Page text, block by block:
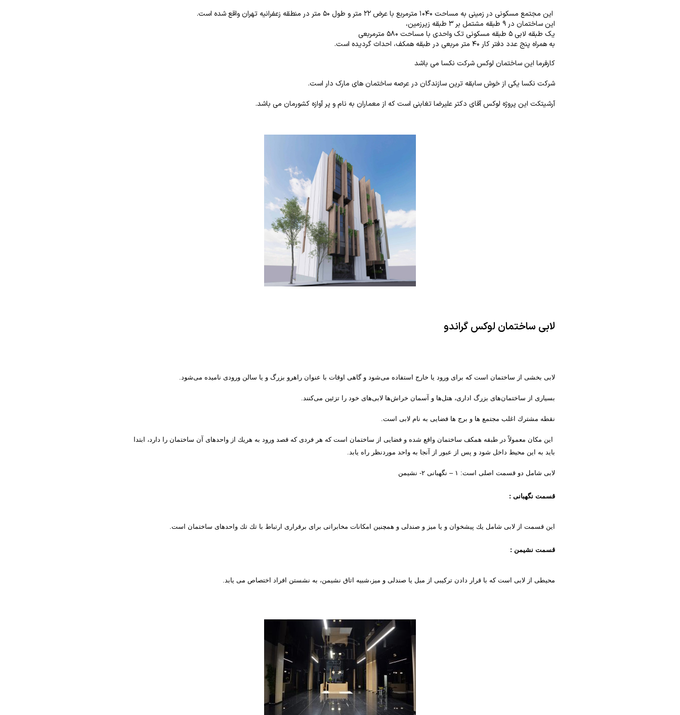
این مجتمع مسکونی در زمینی به مساحت ۱۰۴۰ مترمربع با عرض ۲۲ متر و طول ۵۰ متر در منطقه زعفرانیه تهران واقع شده است.
این ساختمان در ۹ طبقه مشتمل بر ۳ طبقه زیرزمین،
یک طبقه لابی ۵ طبقه مسکونی تک واحدی با مساحت ۵۸۰ مترمربعی
به همراه پنج عدد دفتر کار ۴۰ متر مربعی در طبقه همکف، احداث گردیده است.
کارفرما این ساختمان لوکس شرکت نکسا می باشد
شرکت نکسا یکی از خوش سابقه ترین سازندگان در عرصه ساختمان های مارک دار است.
آرشیتکت این پروژه لوکس آقای دکتر علیرضا تغابنی است که از معماران به نام و پر آوازه کشورمان می باشد.
لابی ساختمان لوکس گراندو
لابی بخشی از ساختمان است که برای ورود یا خارج استفاده می‌شود و گاهی اوقات با عنوان راهرو بزرگ و یا سالن ورودی نامیده می‌شود.
بسیاری از ساختمان‌های بزرگ اداری، هتل‌ها و آسمان خراش‌ها لابی‌های خود را تزئین می‌کنند.
نقطه مشترك اغلب مجتمع ها و برج ها فضایی به نام لابی است.
این مكان معمولاً در طبقه همكف ساختمان واقع شده و فضایی از ساختمان است كه هر فردی كه قصد ورود به هریك از واحدهای آن ساختمان را دارد، ابتدا
باید به این محیط داخل شود و پس از عبور از آنجا به واحد موردنظر راه یابد.
لابی شامل دو قسمت اصلی است: ۱ – نگهبانی ۲- نشیمن
قسمت نگهبانی :
این قسمت از لابی شامل یك پیشخوان و یا میز و صندلی و همچنین امكانات مخابراتی برای برقراری ارتباط با تك تك واحدهای ساختمان است.
قسمت نشیمن :
محیطی از لابی است كه با قرار دادن تركیبی از مبل یا صندلی و میز،شبیه اتاق نشیمن، به نشستن افراد اختصاص می یابد.